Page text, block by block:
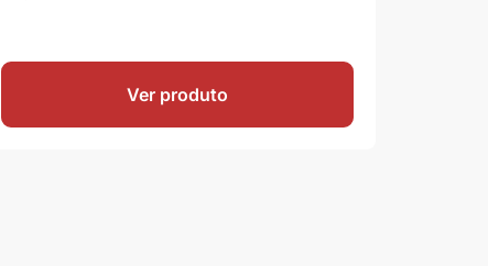
Ver produto